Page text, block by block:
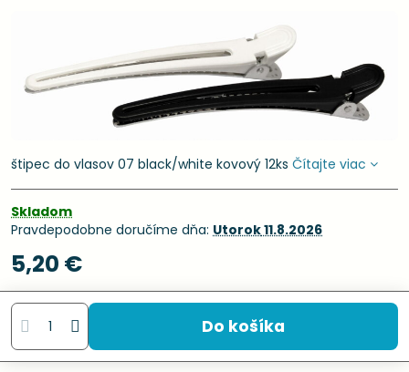
štipec do vlasov 07 black/white kovový 12ks Čítajte viac
Skladom
Pravdepodobne doručíme dňa: Utorok11.8.2026
5,20 €
Do košíka